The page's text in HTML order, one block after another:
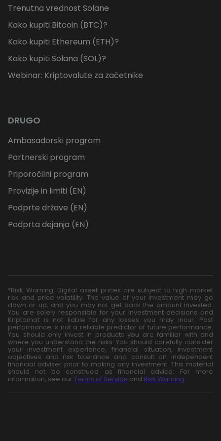
Trenutna vrednost Solane
Kako kupiti Bitcoin (BTC)?
Kako kupiti Ethereum (ETH)?
Kako kupiti Solana (SOL)?
Webinar: Kriptovalute za začetnike
DRUGO
Ambasadorski program
Partnerski program
Priporočilni program
Provizije in limiti (EN)
Podprte države (EN)
Podprta dejanja (EN)
*Risk Warning: Digital asset prices are subject to high market
risk and price volatility. The value of your investment may go
down or up, and you may not get back the amount invested.
You are solely responsible for your investment decisions and
Kriptomat is not liable for any losses you may incur. Past
performance is not a reliable predictor of future performance.
You should only invest in products you are familiar with and
where you understand the risks. You should carefully consider
your investment experience, financial situation, investment
objectives and risk tolerance and consult an independent
financial adviser prior to making any investment. This material
should not be construed as financial advice. For more
information, see our Terms of Service and Risk Warning.